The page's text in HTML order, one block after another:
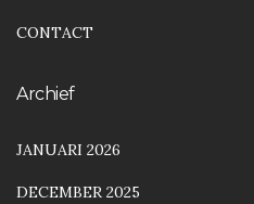
CONTACT
Archief
JANUARI 2026
DECEMBER 2025